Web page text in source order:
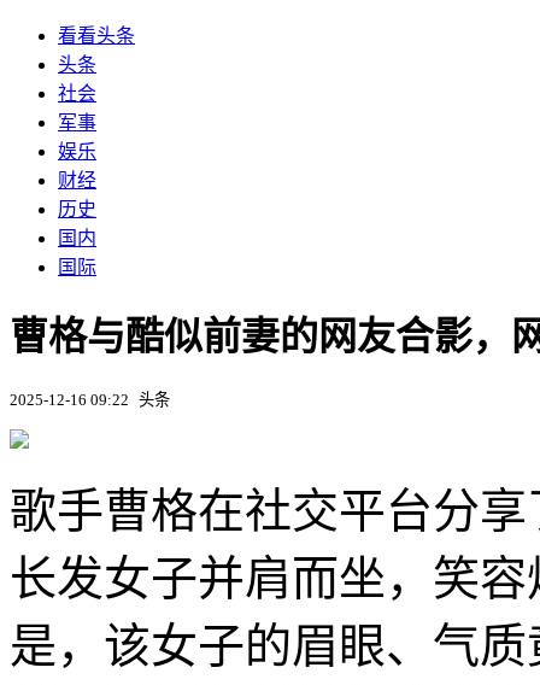
看看头条
头条
社会
军事
娱乐
财经
历史
国内
国际
曹格与酷似前妻的网友合影，
2025-12-16 09:22 头条
歌手曹格在社交平台分
长发女子并肩而坐，笑
是，该女子的眉眼、气